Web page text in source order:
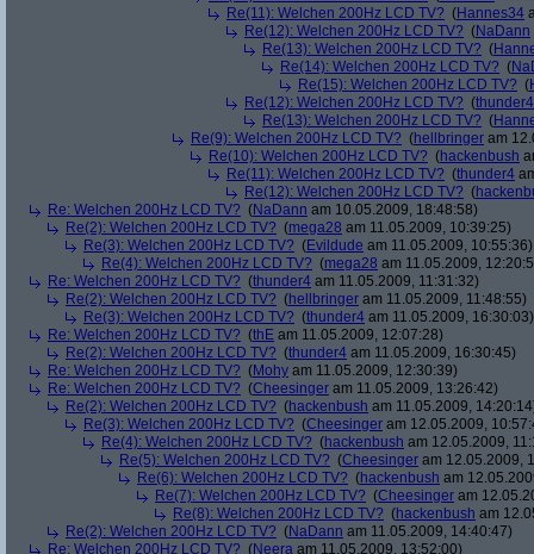
Re(11): Welchen 200Hz LCD TV? (Hannes34
Re(12): Welchen 200Hz LCD TV? (NaDann
Re(13): Welchen 200Hz LCD TV? (
Re(14): Welchen 200Hz LCD TV? (
Re(15): Welchen 200Hz LCD TV? (
Re(12): Welchen 200Hz LCD TV? (thunder4
Re(13): Welchen 200Hz LCD TV? (
Re(9): Welchen 200Hz LCD TV? (hellbringer am
Re(10): Welchen 200Hz LCD TV? (hackenbush
Re(11): Welchen 200Hz LCD TV? (thunder4
Re(12): Welchen 200Hz LCD TV? (
Re: Welchen 200Hz LCD TV? (NaDann am 10.05.2009, 18:48:58)
Re(2): Welchen 200Hz LCD TV? (mega28 am 11.05.2009, 10:39:25)
Re(3): Welchen 200Hz LCD TV? (Evildude am 11.05.2009, 10:55:36)
Re(4): Welchen 200Hz LCD TV? (mega28 am 11.05.2009,
Re: Welchen 200Hz LCD TV? (thunder4 am 11.05.2009, 11:31:32)
Re(2): Welchen 200Hz LCD TV? (hellbringer am 11.05.2009, 11:48:55)
Re(3): Welchen 200Hz LCD TV? (thunder4 am 11.05.2009, 16:30:03)
Re: Welchen 200Hz LCD TV? (thE am 11.05.2009, 12:07:28)
Re(2): Welchen 200Hz LCD TV? (thunder4 am 11.05.2009, 16:30:45)
Re: Welchen 200Hz LCD TV? (Mohy am 11.05.2009, 12:30:39)
Re: Welchen 200Hz LCD TV? (Cheesinger am 11.05.2009, 13:26:42)
Re(2): Welchen 200Hz LCD TV? (hackenbush am 11.05.2009,
Re(3): Welchen 200Hz LCD TV? (Cheesinger am 12.05.2009,
Re(4): Welchen 200Hz LCD TV? (hackenbush am 12.05.2009,
Re(5): Welchen 200Hz LCD TV? (Cheesinger am 12.05.2009,
Re(6): Welchen 200Hz LCD TV? (hackenbush am
Re(7): Welchen 200Hz LCD TV? (Cheesinger am
Re(8): Welchen 200Hz LCD TV? (hackenbush am
Re(2): Welchen 200Hz LCD TV? (NaDann am 11.05.2009, 14:40:47)
Re: Welchen 200Hz LCD TV? (Neera am 11.05.2009, 13:52:00)